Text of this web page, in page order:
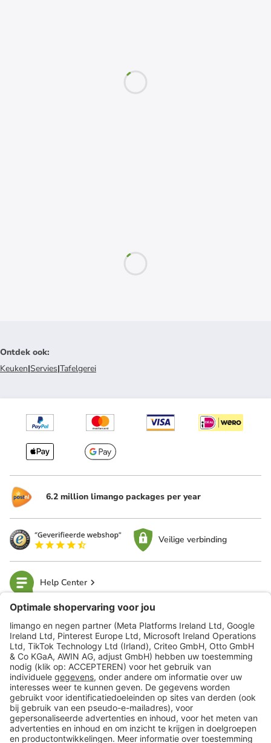
Ontdek ook:
Keuken|Servies|Tafelgerei
6.2 million limango packages per year
Veilige verbinding
Help Center
limango
Veilig winkelen
Klantenservice
Shop
Acties